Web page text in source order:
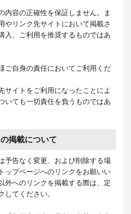
内容の正確性を保証しません。ま
やリンク先サイトにおいて掲載さ
入、ご利用を推奨するものではあ
ご自身の責任においてご利用くだ
サイトをご利用になったことによ
いても一切責任を負うものではあ
掲載について
予告なく変更、および削除する場
ップページへのリンクをお願いい
外へのリンクを掲載する際は、定
してください。